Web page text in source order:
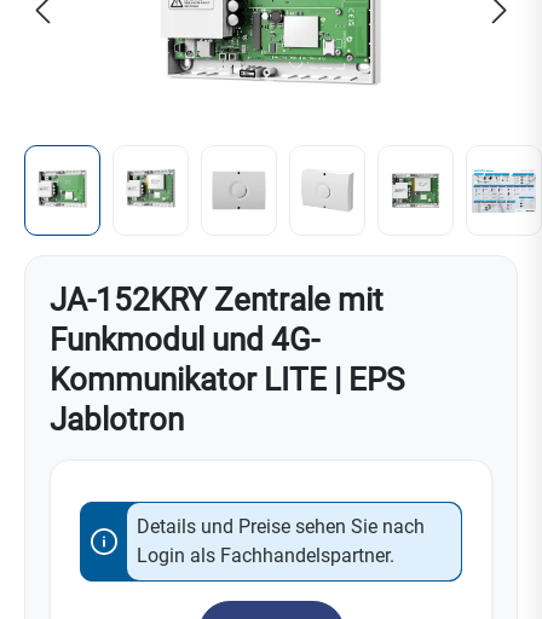
JA-152KRY Zentrale mit
Funkmodul und 4G-
Kommunikator LITE | EPS
Jablotron
Details und Preise sehen Sie nach
Login als Fachhandelspartner.